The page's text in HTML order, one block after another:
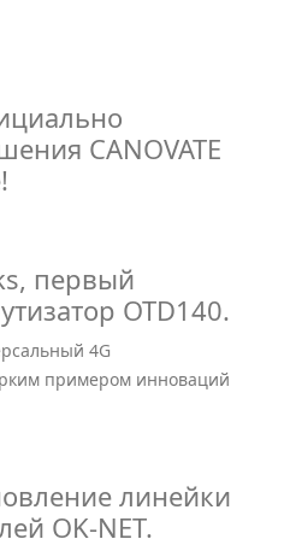
CANOVATE
первый
OTD140.
4G
примером инноваций
линейки
OK-NET.